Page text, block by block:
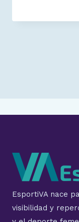
EsportiVA nace
visibilidad y